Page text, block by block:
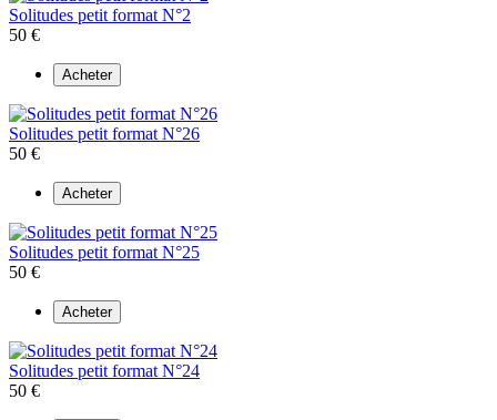
Solitudes petit format N°2
50 €
Acheter
Solitudes petit format N°26
50 €
Acheter
Solitudes petit format N°25
50 €
Acheter
Solitudes petit format N°24
50 €